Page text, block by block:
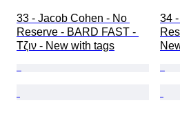
33 - Jacob Cohen - No
Reserve - BARD FAST -
Τζιν - New with tags
34